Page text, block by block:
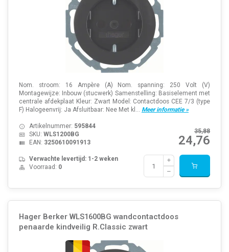
Nom. stroom: 16 Ampère (A) Nom. spanning: 250 Volt (V)
Montagewijze: Inbouw (stucwerk) Samenstelling: Basiselement met
centrale afdekplaat Kleur: Zwart Model: Contactdoos CEE 7/3 (type
F) Halogeenvrij: Ja Afsluitbaar: Nee Met kl... Meer informatie »
35,88
24,76
Artikelnummer: 595844
SKU: WLS1200BG
EAN: 3250610091913
Verwachte levertijd: 1-2 weken
Voorraad: 0
Hager Berker WLS1600BG wandcontactdoos
penaarde kindveilig R.Classic zwart